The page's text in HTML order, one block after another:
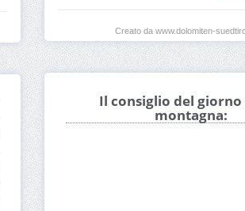
Creato da www.dolomiten-
Il consiglio del giorno
montagna: